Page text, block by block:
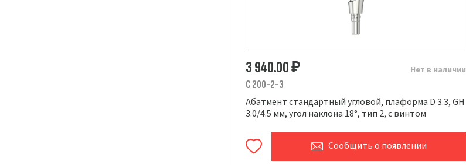
Нет в наличии
3 940.00₽
C 200-2-3
Абатмент стандартный угловой, плаформа D 3.3, GH
3.0/4.5 мм, угол наклона 18°, тип 2, с винтом
Сообщитьо появлении